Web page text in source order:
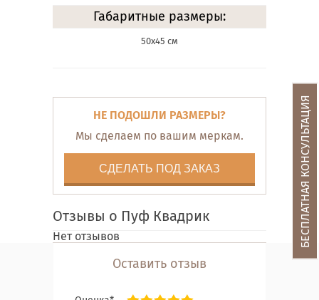
Габаритные размеры:
50х45 см
НЕ ПОДОШЛИ РАЗМЕРЫ?
Мы сделаем по вашим меркам.
СДЕЛАТЬ ПОД ЗАКАЗ
Отзывы о Пуф Квадрик
Нет отзывов
Оставить отзыв
БЕСПЛАТНАЯ КОНСУЛЬТАЦИЯ